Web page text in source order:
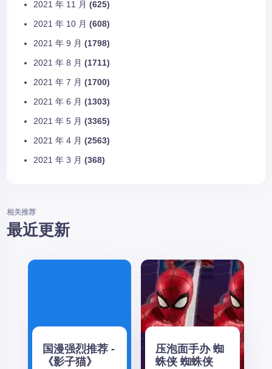
2021 年 11 月 (625)
2021 年 10 月 (608)
2021 年 9 月 (1798)
2021 年 8 月 (1711)
2021 年 7 月 (1700)
2021 年 6 月 (1303)
2021 年 5 月 (3365)
2021 年 4 月 (2563)
2021 年 3 月 (368)
相关推荐
最近更新
国漫强烈推荐 -
《影子猫》
压泡面手办 蜘
蛛侠 蜘蛛侠